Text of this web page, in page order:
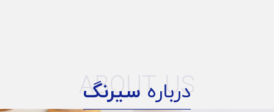
ABOUT US
درباره سیرنگ